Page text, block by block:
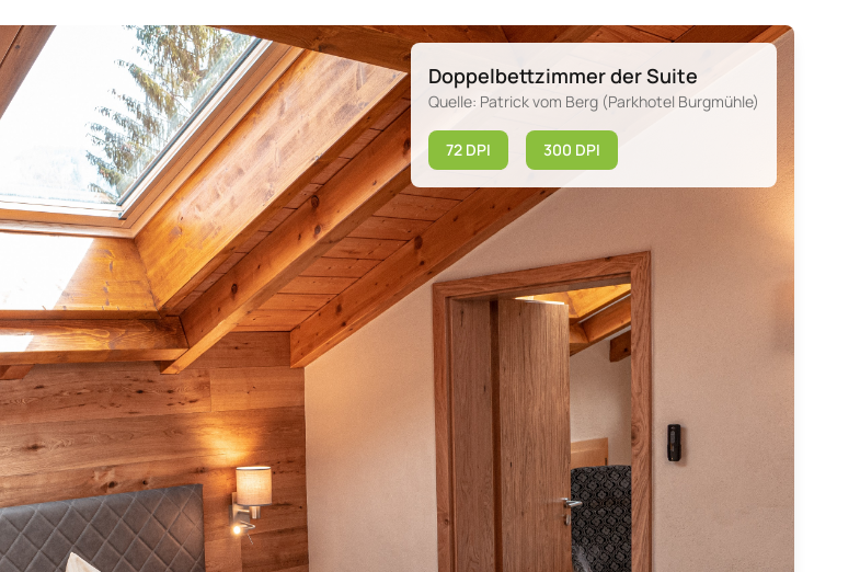
Doppelbettzimmer der Suite
Quelle: Patrick vom Berg (Parkhotel Burgmühle)
72 DPI 300 DPI